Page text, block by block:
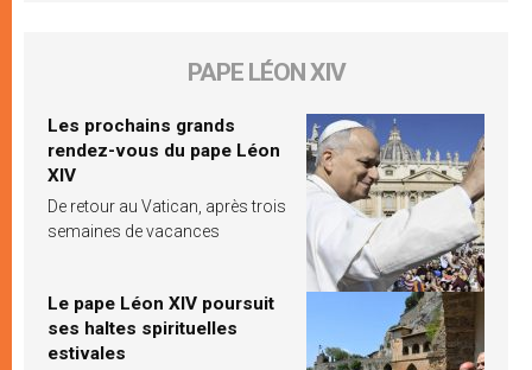
PAPE LÉON XIV
Les prochains grands
rendez-vous du pape Léon
XIV
De retour au Vatican, après trois
semaines de vacances
Le pape Léon XIV poursuit
ses haltes spirituelles
estivales